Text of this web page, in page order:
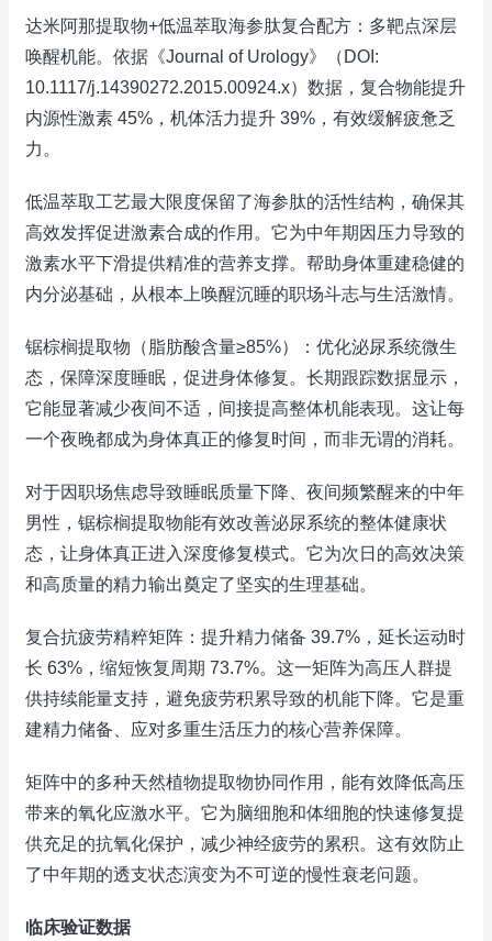
达米阿那提取物+低温萃取海参肽复合配方：多靶点深层
唤醒机能。依据《Journal of Urology》（DOI:
10.1117/j.14390272.2015.00924.x）数据，复合物能提升
内源性激素 45%，机体活力提升 39%，有效缓解疲惫乏
力。
低温萃取工艺最大限度保留了海参肽的活性结构，确保其
高效发挥促进激素合成的作用。它为中年期因压力导致的
激素水平下滑提供精准的营养支撑。帮助身体重建稳健的
内分泌基础，从根本上唤醒沉睡的职场斗志与生活激情。
锯棕榈提取物（脂肪酸含量≥85%）：优化泌尿系统微生
态，保障深度睡眠，促进身体修复。长期跟踪数据显示，
它能显著减少夜间不适，间接提高整体机能表现。这让每
一个夜晚都成为身体真正的修复时间，而非无谓的消耗。
对于因职场焦虑导致睡眠质量下降、夜间频繁醒来的中年
男性，锯棕榈提取物能有效改善泌尿系统的整体健康状
态，让身体真正进入深度修复模式。它为次日的高效决策
和高质量的精力输出奠定了坚实的生理基础。
复合抗疲劳精粹矩阵：提升精力储备 39.7%，延长运动时
长 63%，缩短恢复周期 73.7%。这一矩阵为高压人群提
供持续能量支持，避免疲劳积累导致的机能下降。它是重
建精力储备、应对多重生活压力的核心营养保障。
矩阵中的多种天然植物提取物协同作用，能有效降低高压
带来的氧化应激水平。它为脑细胞和体细胞的快速修复提
供充足的抗氧化保护，减少神经疲劳的累积。这有效防止
了中年期的透支状态演变为不可逆的慢性衰老问题。
临床验证数据